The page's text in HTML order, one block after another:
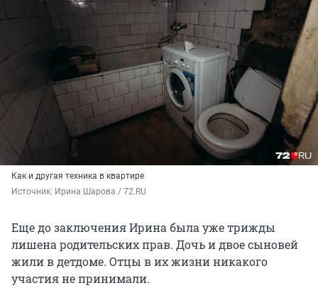
Как и другая техника в квартире
Источник: Ирина Шарова / 72.RU
Еще до заключения Ирина была уже трижды
лишена родительских прав. Дочь и двое сыновей
жили в детдоме. Отцы в их жизни никакого
участия не принимали.